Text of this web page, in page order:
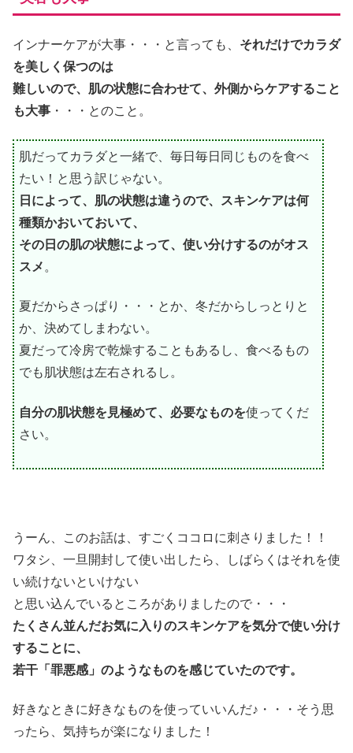
インナーケアが大事・・・と言っても、 それだけでカラダ
を美しく保つのは
難しいので、肌の状態に合わせて、外側からケアすること
も大事 ・・・とのこと。
肌だってカラダと一緒で、毎日毎日同じものを食べ
たい！と思う訳じゃない。
日によって、肌の状態は違うので、スキンケアは何
種類かおいておいて、
その日の肌の状態によって、使い分けするのがオス
スメ 。
夏だからさっぱり・・・とか、冬だからしっとりと
か、決めてしまわない。
夏だって冷房で乾燥することもあるし、食べるもの
でも肌状態は左右されるし。
自分の肌状態を見極めて、必要なものを使ってくだ
さい。
うーん、このお話は、すごくココロに刺さりました！！
ワタシ、一旦開封して使い出したら、しばらくはそれを使
い続けないといけない
と思い込んでいるところがありましたので・・・
たくさん並んだお気に入りのスキンケアを気分で使い分け
することに、
若干「罪悪感」のようなものを感じていたのです。
好きなときに好きなものを使っていいんだ♪・・・そう思
ったら、気持ちが楽になりました！